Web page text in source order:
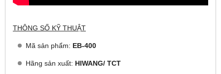
THÔNG SỐ KỸ THUẬT
Mã sản phẩm: EB-400
Hãng sản xuất: HIWANG/ TCT